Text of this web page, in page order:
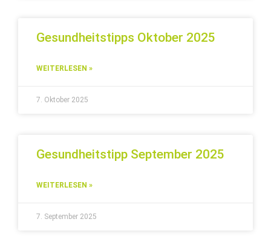
Gesundheitstipps Oktober 2025
WEITERLESEN »
7. Oktober 2025
Gesundheitstipp September 2025
WEITERLESEN »
7. September 2025